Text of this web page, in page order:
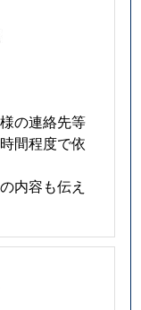
の連絡先等
間程度で依
内容も伝え